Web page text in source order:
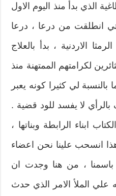
الذي بدأ منذ اليوم الاول
انطلقت من درعا‮ ‬،‮ ‬درعا
الاردنية‮ ‬،‮ ‬بدأ بالعلاج
لكرامتهم الممتهنة منذ
لي كثيرا كونه‮ ‬يعبر
لا‮ ‬يفسد للود قضية‮ .
ابناء الرابطة وبناتها‮ ‬،‮
انسحب علينا نحن اعضاء
باسمنا‮ ‬،‮ ‬من هنا وجدت ان
الملأ‮ ‬الامر الذي حدث